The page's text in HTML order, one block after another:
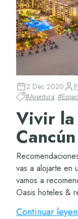
2 Dec 2020
#Aventura #
Vivir la
Cancún
vas a alojarte en
vamos a
Oasis hoteles &
dependiendo de
Continuar